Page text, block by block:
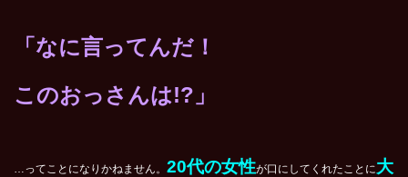
「なに言ってんだ！
このおっさんは!?」
…ってことになりかねません。 20代の女性が口にしてくれたことに大